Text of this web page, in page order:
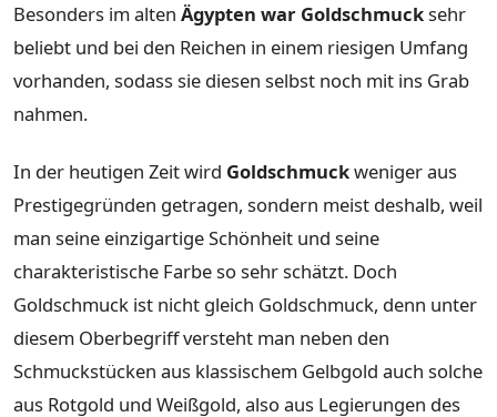
Besonders im alten Ägypten war Goldschmucksehr
beliebt und bei den Reichen in einem riesigen Umfang
vorhanden, sodass sie diesen selbst noch mit ins Grab
nahmen.
In der heutigen Zeit wird Goldschmuckweniger aus
Prestigegründen getragen, sondern meist deshalb, weil
man seine einzigartige Schönheit und seine
charakteristische Farbe so sehr schätzt. Doch
Goldschmuck ist nicht gleich Goldschmuck, denn unter
diesem Oberbegriff versteht man neben den
Schmuckstücken aus klassischem Gelbgold auch solche
aus Rotgold und Weißgold, also aus Legierungen des